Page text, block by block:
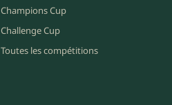
Champions Cup
Challenge Cup
Toutes les compétitions